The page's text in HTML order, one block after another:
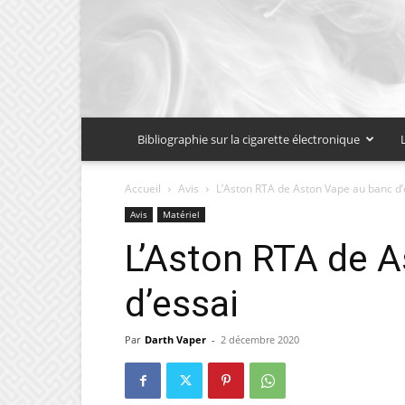
Bibliographie sur la cigarette électronique
Accueil Avis L’Aston RTA de Aston Vape au banc
Avis Matériel
L’Aston RTA de
d’essai
Par Darth Vaper - 2 décembre 2020